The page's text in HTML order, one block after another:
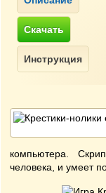
компьютера.
человека, и умеет